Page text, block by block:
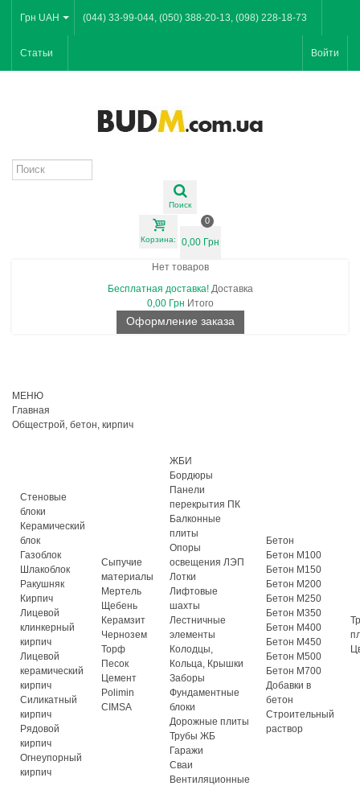
Грн UAH (044) 33-99-044, (050) 388-20-13, (098) 228-18-73
Статьи Войти
Поиск
Корзина:
0
0,00 Грн
Нет товаров
Бесплатная доставка! Доставка
0,00 Грн Итого
Оформление заказа
МЕНЮ
Главная
Общестрой, бетон, кирпич
Стеновые
блоки
Керамический
блок
Газоблок
Шлакоблок
Ракушняк
Кирпич
Лицевой
клинкерный
кирпич
Лицевой
керамический
кирпич
Силикатный
кирпич
Рядовой
кирпич
Огнеупорный
кирпич
Сыпучие
материалы
Мертель
Щебень
Керамзит
Чернозем
Торф
Песок
Цемент
Polimin
CIMSA
ЖБИ
Бордюры
Панели
перекрытия ПК
Балконные
плиты
Опоры
освещения ЛЭП
Лотки
Лифтовые
шахты
Лестничные
элементы
Колодцы,
Кольца, Крышки
Заборы
Фундаментные
блоки
Дорожные плиты
Трубы ЖБ
Гаражи
Сваи
Вентиляционные
Бетон
Бетон М100
Бетон М150
Бетон М200
Бетон М250
Бетон М350
Бетон М400
Бетон М450
Бетон М500
Бетон М700
Добавки в
бетон
Строительный
раствор